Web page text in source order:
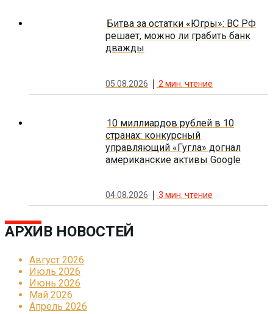
Битва за остатки «Югры»: ВС РФ
решает, можно ли грабить банк
дважды
05.08.2026 2 мин. чтение
10 миллиардов рублей в 10
странах: конкурсный
управляющий «Гугла» догнал
американские активы Google
04.08.2026 3 мин. чтение
АРХИВ НОВОСТЕЙ
Август 2026
Июль 2026
Июнь 2026
Май 2026
Апрель 2026